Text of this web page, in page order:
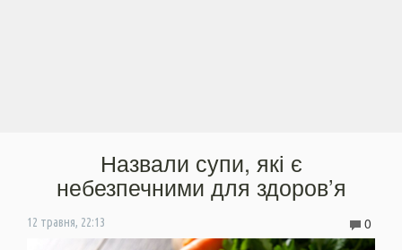
Назвали супи, які є
небезпечними для здоров’я
12 травня, 22:13 0